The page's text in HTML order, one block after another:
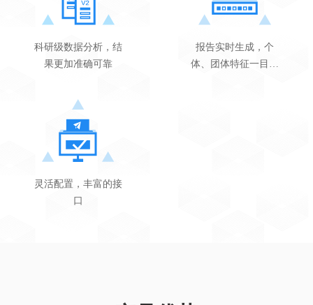
科研级数据分析，结
果更加准确可靠
报告实时生成，个
体、团体特征一目了
灵活配置，丰富的接
口